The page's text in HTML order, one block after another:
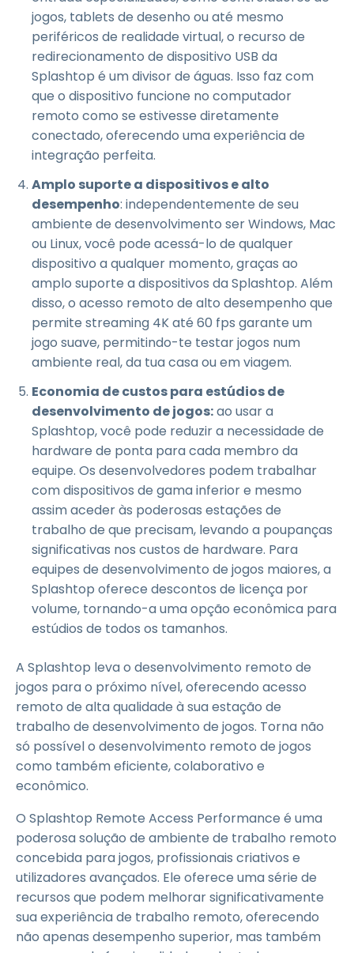
jogos, tablets de desenho ou até mesmo
periféricos de realidade virtual, o recurso de
redirecionamento de dispositivo USB da
Splashtop é um divisor de águas. Isso faz com
que o dispositivo funcione no computador
remoto como se estivesse diretamente
conectado, oferecendo uma experiência de
integração perfeita.
Amplo suporte a dispositivos e alto
desempenho: independentemente de seu
ambiente de desenvolvimento ser Windows, Mac
ou Linux, você pode acessá-lo de qualquer
dispositivo a qualquer momento, graças ao
amplo suporte a dispositivos da Splashtop. Além
disso, o acesso remoto de alto desempenho que
permite streaming 4K até 60 fps garante um
jogo suave, permitindo-te testar jogos num
ambiente real, da tua casa ou em viagem.
Economia de custos para estúdios de
desenvolvimento de jogos:ao usar a
Splashtop, você pode reduzir a necessidade de
hardware de ponta para cada membro da
equipe. Os desenvolvedores podem trabalhar
com dispositivos de gama inferior e mesmo
assim aceder às poderosas estações de
trabalho de que precisam, levando a poupanças
significativas nos custos de hardware. Para
equipes de desenvolvimento de jogos maiores, a
Splashtop oferece descontos de licença por
volume, tornando-a uma opção econômica para
estúdios de todos os tamanhos.
A Splashtop leva o desenvolvimento remoto de
jogos para o próximo nível, oferecendo acesso
remoto de alta qualidade à sua estação de
trabalho de desenvolvimento de jogos. Torna não
só possível o desenvolvimento remoto de jogos
como também eficiente, colaborativo e
econômico.
O Splashtop Remote Access Performance é uma
poderosa solução de ambiente de trabalho remoto
concebida para jogos, profissionais criativos e
utilizadores avançados. Ele oferece uma série de
recursos que podem melhorar significativamente
sua experiência de trabalho remoto, oferecendo
não apenas desempenho superior, mas também